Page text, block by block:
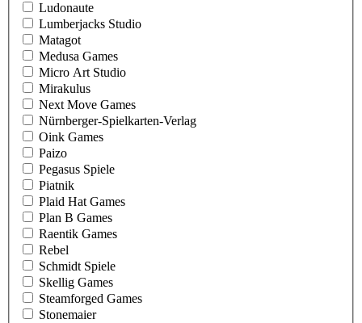
Ludonaute
Lumberjacks Studio
Matagot
Medusa Games
Micro Art Studio
Mirakulus
Next Move Games
Nürnberger-Spielkarten-Verlag
Oink Games
Paizo
Pegasus Spiele
Piatnik
Plaid Hat Games
Plan B Games
Raentik Games
Rebel
Schmidt Spiele
Skellig Games
Steamforged Games
Stonemaier